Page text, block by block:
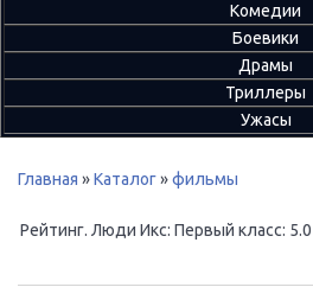
Комедии
Боевики
Драмы
Триллеры
Ужасы
Главная »Каталог»фильмы
Рейтинг. Люди Икс: Первый класс: 5.0